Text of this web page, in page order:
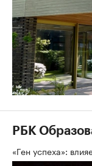
РБК
«Ген успеха»: